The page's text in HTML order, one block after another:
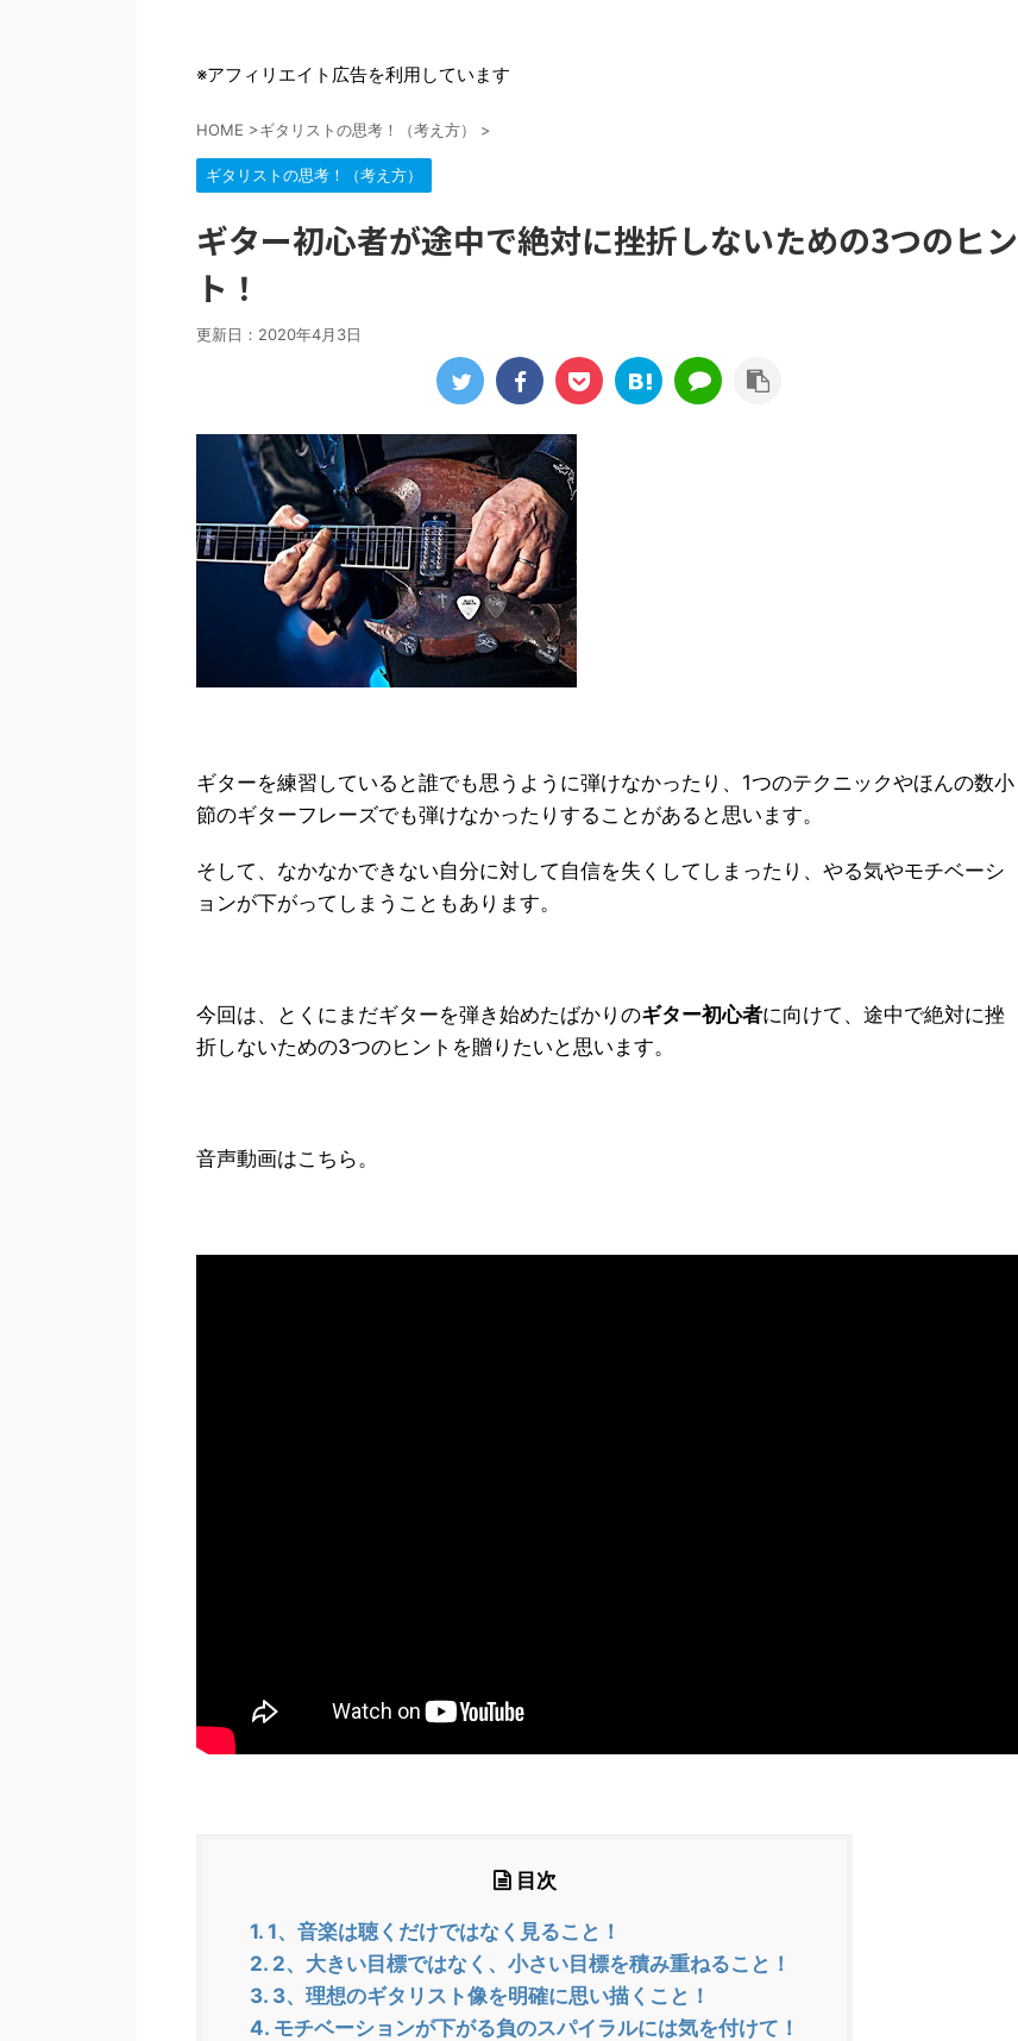
※アフィリエイト広告を利用しています
HOME >ギタリストの思考！（考え方） >
ギタリストの思考！（考え方）
ギター初心者が途中で絶対に挫折しないための3つのヒン
ト！
更新日： 2020年4月3日
ギターを練習していると誰でも思うように弾けなかったり、1つのテクニックやほんの数小
節のギターフレーズでも弾けなかったりすることがあると思います。
そして、なかなかできない自分に対して自信を失くしてしまったり、やる気やモチベーシ
ョンが下がってしまうこともあります。
今回は、とくにまだギターを弾き始めたばかりのギター初心者に向けて、途中で絶対に挫
折しないための3つのヒントを贈りたいと思います。
音声動画はこちら。
目次
1. 1、音楽は聴くだけではなく見ること！
2. 2、大きい目標ではなく、小さい目標を積み重ねること！
3. 3、理想のギタリスト像を明確に思い描くこと！
4. モチベーションが下がる負のスパイラルには気を付けて！